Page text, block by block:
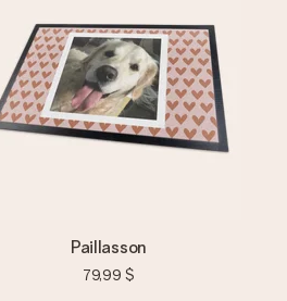
Paillasson
79,99 $